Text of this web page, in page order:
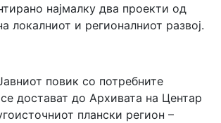
најмалку два проекти од
локалниот и регионалниот развој.
повик со потребните
достават до Архивата на Центар
плански регион –